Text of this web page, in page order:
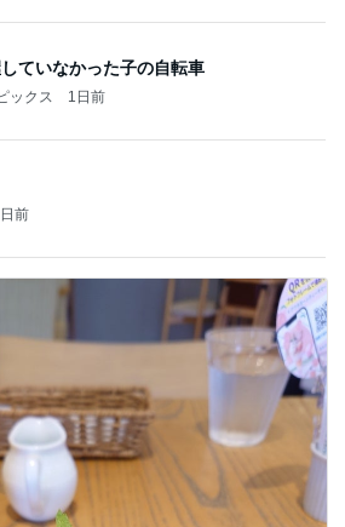
ていなかった子の自転車
ックス 1日前
前